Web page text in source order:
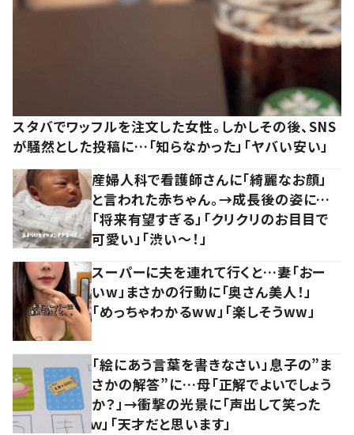
スタバでワッフルを注文した女性。しかしその後、SNS
が騒然とした投稿に…「知らなかった」「ヤバい安い」
産婦人科で看護師さんに「綺麗なお顔」
と言われた赤ちゃん。→成長後の姿に…
「将来有望すぎる」「クリクリのお目目で
可愛い」「渋い～！」
スーパーに夫を連れて行くと…妻「おー
いw」まさかの行動に「奥さん美人！」
「めっちゃわかるww」「楽しそうww」
「絵にあう言葉を書きなさい」息子の”ま
さかの解答”に…母「正解でよいでしょう
か？」→衝撃の光景に「声出して笑った
ｗ」「天才だと思います」